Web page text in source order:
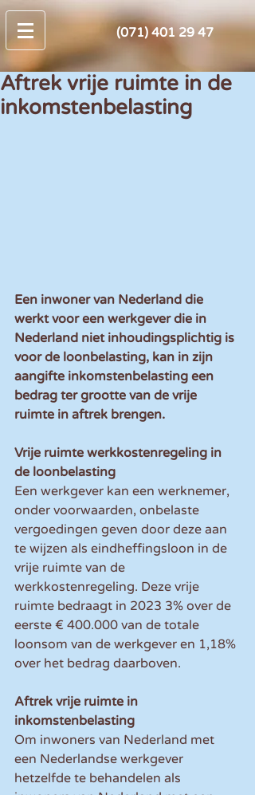
(071) 401 29 47
Aftrek vrije ruimte in de
inkomstenbelasting
Een inwoner van Nederland die
werkt voor een werkgever die in
Nederland niet inhoudingsplichtig is
voor de loonbelasting, kan in zijn
aangifte inkomstenbelasting een
bedrag ter grootte van de vrije
ruimte in aftrek brengen.
Vrije ruimte werkkostenregeling in
de loonbelasting
Een werkgever kan een werknemer,
onder voorwaarden, onbelaste
vergoedingen geven door deze aan
te wijzen als eindheffingsloon in de
vrije ruimte van de
werkkostenregeling. Deze vrije
ruimte bedraagt in 2023 3% over de
eerste € 400.000 van de totale
loonsom van de werkgever en 1,18%
over het bedrag daarboven.
Aftrek vrije ruimte in
inkomstenbelasting
Om inwoners van Nederland met
een Nederlandse werkgever
hetzelfde te behandelen als